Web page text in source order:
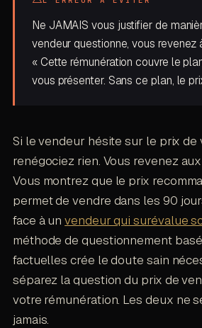
Ne JAMAIS vous justifier de
vendeur questionne, vous revenez
« Cette rémunération couvre le
vous présenter. Sans ce plan, le
Si le vendeur hésite sur le prix de
renégociez rien. Vous revenez
Vous montrez que le prix
permet de vendre dans les 90
face à unvendeur qui surévalue
méthode de questionnement
factuelles crée le doute sain
séparez la question du prix de
votre rémunération. Les deux ne
jamais.